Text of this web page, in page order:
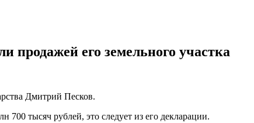
продажей его земельного участка
Дмитрий Песков.
700 тысяч рублей, это следует из его декларации.